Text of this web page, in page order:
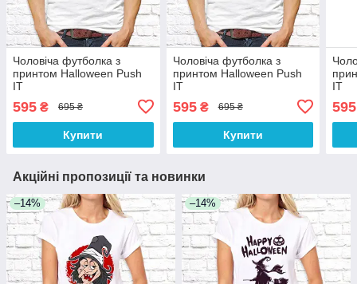
Чоловіча футболка з
принтом Halloween Push
IT
595 ₴ 695 ₴
Купити
Чоловіча футболка з
принтом Halloween Push
IT
595₴ 695 ₴
Купити
IT
595
Акційні пропозиції та новинки
–14% –14%